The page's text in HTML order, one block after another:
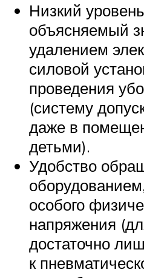
Низкий
объясняемый
удалением
силовой
проведения
(систему
даже в
детьми).
Удобство
особого
напряжения
достаточно
к